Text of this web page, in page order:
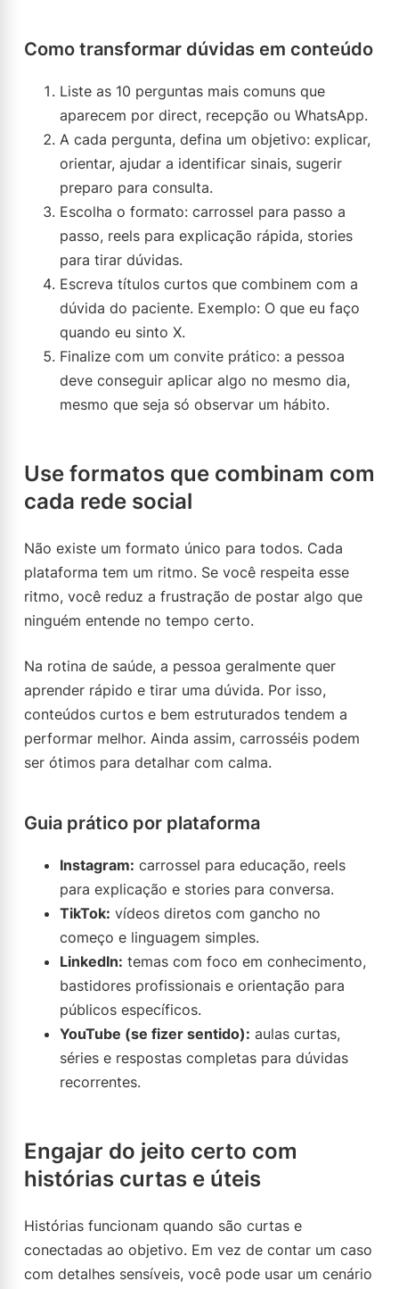
Como transformar dúvidas em conteúdo
Liste as 10 perguntas mais comuns que
aparecem por direct, recepção ou WhatsApp.
A cada pergunta, defina um objetivo: explicar,
orientar, ajudar a identificar sinais, sugerir
preparo para consulta.
Escolha o formato: carrossel para passo a
passo, reels para explicação rápida, stories
para tirar dúvidas.
Escreva títulos curtos que combinem com a
dúvida do paciente. Exemplo: O que eu faço
quando eu sinto X.
Finalize com um convite prático: a pessoa
deve conseguir aplicar algo no mesmo dia,
mesmo que seja só observar um hábito.
Use formatos que combinam com
cada rede social
Não existe um formato único para todos. Cada
plataforma tem um ritmo. Se você respeita esse
ritmo, você reduz a frustração de postar algo que
ninguém entende no tempo certo.
Na rotina de saúde, a pessoa geralmente quer
aprender rápido e tirar uma dúvida. Por isso,
conteúdos curtos e bem estruturados tendem a
performar melhor. Ainda assim, carrosséis podem
ser ótimos para detalhar com calma.
Guia prático por plataforma
Instagram: carrossel para educação, reels
para explicação e stories para conversa.
TikTok: vídeos diretos com gancho no
começo e linguagem simples.
LinkedIn: temas com foco em conhecimento,
bastidores profissionais e orientação para
públicos específicos.
YouTube (se fizer sentido): aulas curtas,
séries e respostas completas para dúvidas
recorrentes.
Engajar do jeito certo com
histórias curtas e úteis
Histórias funcionam quando são curtas e
conectadas ao objetivo. Em vez de contar um caso
com detalhes sensíveis, você pode usar um cenário